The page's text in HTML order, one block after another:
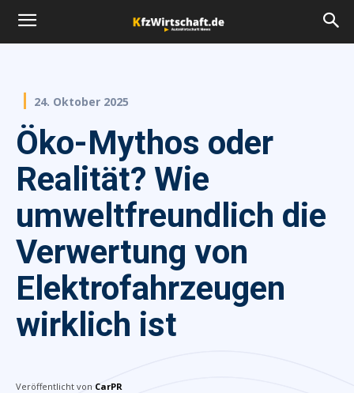
24. Oktober 2025
Öko-Mythos oder
Realität? Wie
umweltfreundlich die
Verwertung von
Elektrofahrzeugen
wirklich ist
Veröffentlicht von CarPR